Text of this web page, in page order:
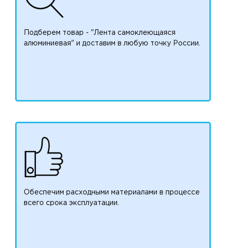
Подберем товар - "Лента самоклеющаяся
алюминиевая" и доставим в любую точку России.
Обеспечим расходными материалами в процессе
всего срока эксплуатации.